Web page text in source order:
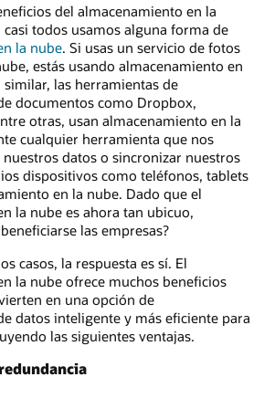
del almacenamiento en la
casi todos usamos alguna forma de
la nube. Si usas un servicio de fotos
estás usando almacenamiento en
las herramientas de
documentos como Dropbox,
otras, usan almacenamiento en la
cualquier herramienta que nos
nuestros datos o sincronizar nuestros
dispositivos como teléfonos, tablets
en la nube. Dado que el
la nube es ahora tan ubicuo,
las empresas?
casos, la respuesta es sí. El
la nube ofrece muchos beneficios
en una opción de
datos inteligente y más eficiente para
las siguientes ventajas.